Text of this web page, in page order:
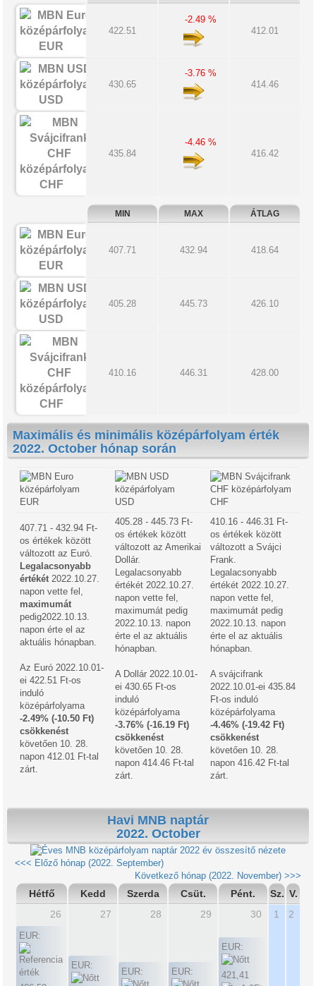
EUR
422.51
-2.49 %
412.01
USD
430.65
-3.76 %
414.46
CHF
435.84
-4.46 %
416.42
MIN MAX ÁTLAG
EUR
407.71 432.94 418.64
USD
405.28 445.73 426.10
CHF
410.16 446.31 428.00
Maximális és minimális középárfolyam érték
2022. October hónap során
EUR USD CHF
407.71 - 432.94 Ft-
os értékek között
változott az Euró.
Legalacsonyabb
értékét 2022.10.27.
napon vette fel,
maximumát
pedig2022.10.13.
napon érte el az
aktuális hónapban.
Az Euró 2022.10.01-
ei 422.51 Ft-os
induló
középárfolyama
-2.49% (-10.50 Ft)
csökkenést
követően 10. 28.
napon 412.01 Ft-tal
zárt.
405.28 - 445.73 Ft-
os értékek között
változott az Amerikai
Dollár.
Legalacsonyabb
értékét 2022.10.27.
napon vette fel,
maximumát pedig
2022.10.13. napon
érte el az aktuális
hónapban.
A Dollár 2022.10.01-
ei 430.65 Ft-os
induló
középárfolyama
-3.76% (-16.19 Ft)
csökkenést
követően 10. 28.
napon 414.46 Ft-tal
zárt.
410.16 - 446.31 Ft-
os értékek között
változott a Svájci
Frank.
Legalacsonyabb
értékét 2022.10.27.
napon vette fel,
maximumát pedig
2022.10.13. napon
érte el az aktuális
hónapban.
A svájcifrank
2022.10.01-ei 435.84
Ft-os induló
középárfolyama
-4.46% (-19.42 Ft)
csökkenést
követően 10. 28.
napon 416.42 Ft-tal
zárt.
Havi MNB naptár
2022. October
2022 év összesítő nézete
<<< Előző hónap (2022. September)
Következő hónap (2022. November) >>>
Hétfő Kedd Szerda Csüt. Pént. Sz. V.
26
EUR:
27
EUR:
28
EUR:
29
EUR:
30
EUR:
421,41
1 2